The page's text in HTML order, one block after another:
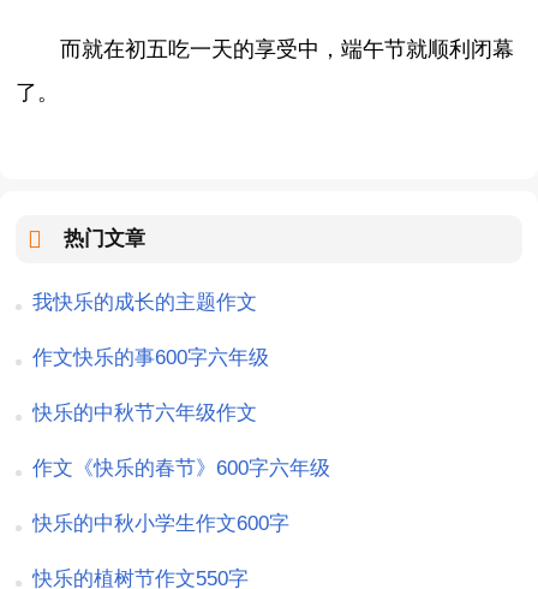
而就在初五吃一天的享受中，端午节就顺利闭幕
了。
热门文章
我快乐的成长的主题作文
作文快乐的事600字六年级
快乐的中秋节六年级作文
作文《快乐的春节》600字六年级
快乐的中秋小学生作文600字
快乐的植树节作文550字